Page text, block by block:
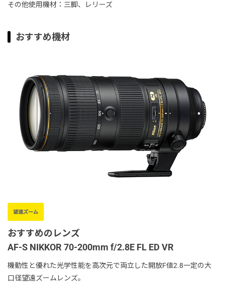
その他使用機材：三脚、レリーズ
おすすめ機材
おすすめのレンズ
AF-S NIKKOR 70-200mm f/2.8E FL ED VR
機動性と優れた光学性能を高次元で両立した開放F値2.8一定の大
口径望遠ズームレンズ。